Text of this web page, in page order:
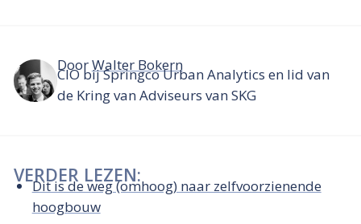
DoorWalter Bokern
CIO bij Springco Urban Analytics en lid van
de Kring van Adviseurs van SKG
VERDER LEZEN:
Dit is de weg (omhoog) naar zelfvoorzienende
hoogbouw